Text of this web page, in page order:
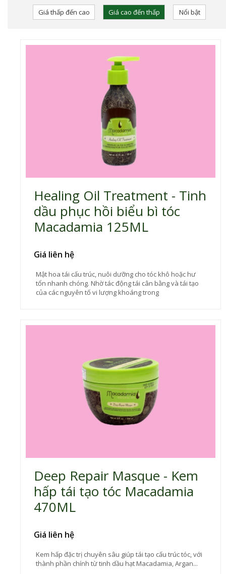
Giá thấp đến cao Giá cao đến thấp Nổi bật
Healing Oil Treatment - Tinh
dầu phục hồi biểu bì tóc
Macadamia 125ML
Giá liên hệ
Mật hoa tái cấu trúc, nuôi dưỡng cho tóc khô hoặc hư
tổn nhanh chóng. Nhờ tác động tái cân bằng và tái tạo
của các nguyên tố vi lượng khoáng trong
Deep Repair Masque - Kem
hấp tái tạo tóc Macadamia
470ML
Giá liên hệ
Kem hấp đặc trị chuyên sâu giúp tái tạo cấu trúc tóc, với
thành phần chính từ tinh dầu hạt Macadamia, Argan...